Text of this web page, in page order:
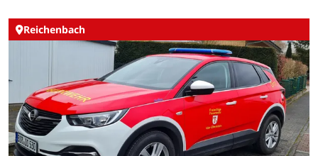
Reichenbach